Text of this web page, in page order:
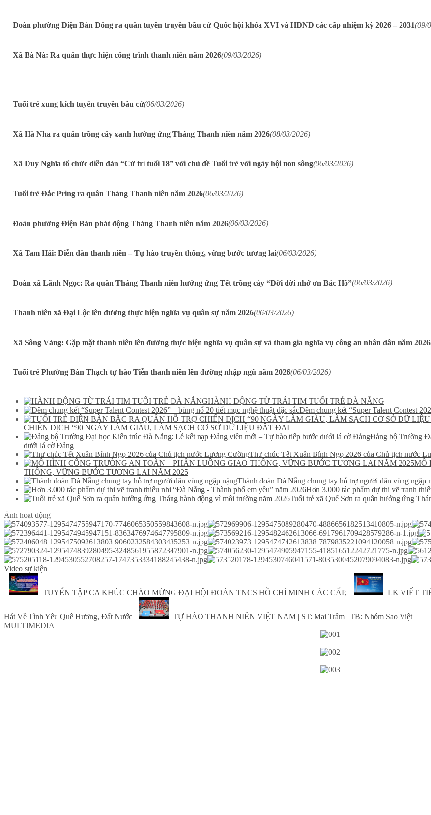
Đoàn phường Điện Bàn Đông ra quân tuyên truyền bầu cử Quốc hội khóa XVI và HĐND các cấp nhiệm kỳ 2026 – 2031(09/
Xã Bà Nà: Ra quân thực hiện công trình thanh niên năm 2026(09/03/2026)
Tuổi trẻ xung kích tuyên truyền bầu cử(06/03/2026)
Xã Hà Nha ra quân trồng cây xanh hưởng ứng Tháng Thanh niên năm 2026(08/03/2026)
Xã Duy Nghĩa tổ chức diễn đàn “Cử tri tuổi 18” với chủ đề Tuổi trẻ với ngày hội non sông(06/03/2026)
Tuổi trẻ Đắc Pring ra quân Tháng Thanh niên năm 2026(06/03/2026)
Đoàn phường Điện Bàn phát động Tháng Thanh niên năm 2026(06/03/2026)
Xã Tam Hải: Diễn đàn thanh niên – Tự hào truyền thống, vững bước tương lai(06/03/2026)
Đoàn xã Lãnh Ngọc: Ra quân Tháng Thanh niên hưởng ứng Tết trồng cây “Đời đời nhớ ơn Bác Hồ”(06/03/2026)
Thanh niên xã Đại Lộc lên đường thực hiện nghĩa vụ quân sự năm 2026(06/03/2026)
Xã Sông Vàng: Gặp mặt thanh niên lên đường thực hiện nghĩa vụ quân sự và tham gia nghĩa vụ công an nhân dân năm 2026
Tuổi trẻ Phường Bàn Thạch tự hào Tiễn thanh niên lên đường nhập ngũ năm 2026(06/03/2026)
HÀNH ĐỘNG TỪ TRÁI TIM TUỔI TRẺ ĐÀ NẴNG
Đêm chung kết “Super Talent Contest
CHIẾN DỊCH “90 NGÀY LÀM GIÀU, LÀM SẠCH CƠ SỞ DỮ LIỆU ĐẤT ĐAI
Đảng bộ Trường
dưới lá cờ Đảng
Thư chúc Tết Xuân Bính Ngọ 2026 của Chủ tịch nước
MÔ
THÔNG, VỮNG BƯỚC TƯƠNG LAI NĂM 2025
Thành đoàn Đà Nẵng chung tay hỗ trợ người dân vùng ngập
Hơn 3.000 tác phẩm dự thi vẽ tranh
Tuổi trẻ xã Quế Sơn ra quân hưởng ứng
Ảnh hoạt động
Video sự kiện
TUYỂN TẬP CA KHÚC CHÀO MỪNG ĐẠI HỘI ĐOÀN TNCS HỒ CHÍ MINH CÁC CẤP, LK VIẾT
Hát Về Tình Yêu Quê Hương, Đất Nước
TỰ HÀO THANH NIÊN VIỆT NAM | ST: Mai Trâm | TB: Nhóm Sao Việt
MULTIMEDIA